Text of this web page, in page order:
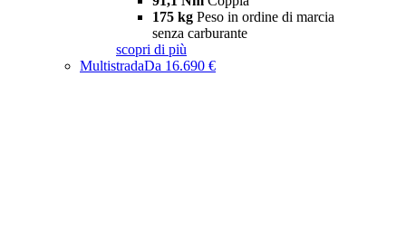
175 kg Peso in ordine di marcia
senza carburante
scopri di più
MultistradaDa 16.690 €